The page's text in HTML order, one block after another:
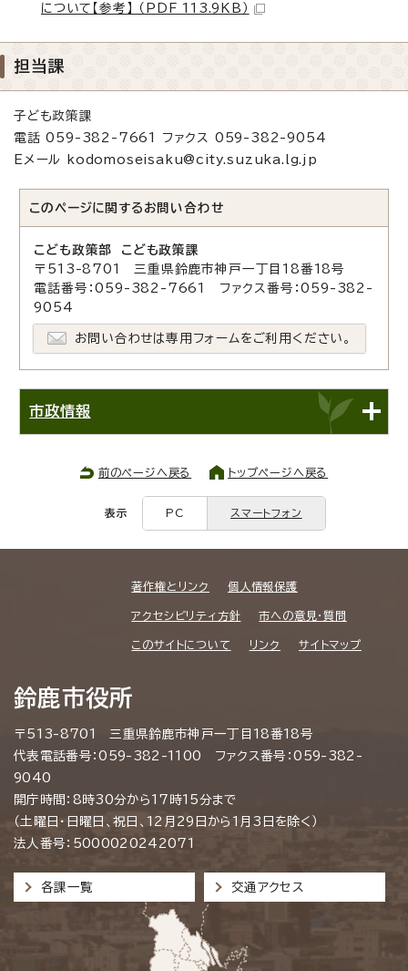
について【参考】 （PDF 113.9KB）
担当課
子ども政策課
電話 059-382-7661 ファクス 059-382-9054
Eメール kodomoseisaku@city.suzuka.lg.jp
このページに関する お問い合わせ
こども政策部 こども政策課
〒513-8701 三重県鈴鹿市神戸一丁目18番18号
電話番号：059-382-7661 ファクス番号：059-382-
9054
お問い合わせは専用フォームをご利用ください。
市政情報
前のページへ戻る トップページへ戻る
表示 PC スマートフォン
著作権とリンク 個人情報保護
アクセシビリティ方針 市への意見・質問
このサイトについて リンク サイトマップ
鈴鹿市役所
〒513-8701 三重県鈴鹿市神戸一丁目18番18号
代表電話番号：059-382-1100 ファクス番号：059-382-
9040
開庁時間：8時30分から17時15分まで
（土曜日・日曜日、祝日、12月29日から1月3日を除く）
法人番号：5000020242071
各課一覧 交通アクセス